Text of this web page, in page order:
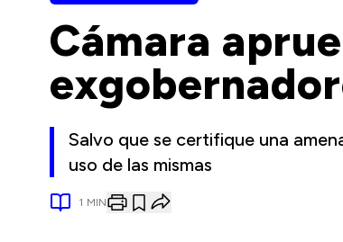
Cámara
Salvo que se certifique una
uso de las mismas
1 MIN